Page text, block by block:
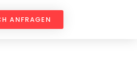
ANFRAGEN